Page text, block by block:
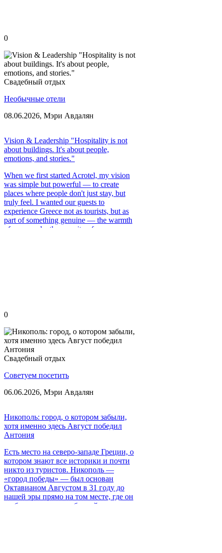
0
Свадебный отдых
Необычные отели
08.06.2026, Мэри Авдалян
Vision & Leadership "Hospitality is not
about buildings. It's about people,
emotions, and stories."
When we first started Acrotel, my vision
was simple but powerful — to create
places where people don't just stay, but
truly feel. I wanted our guests to
experience Greece not as tourists, but as
part of something genuine — the warmth
of our people, the serenity of our
0
Свадебный отдых
Советуем посетить
06.06.2026, Мэри Авдалян
Никополь: город, о котором забыли,
хотя именно здесь Август победил
Антония
Есть место на северо-западе Греции, о
котором знают все историки и почти
никто из туристов. Никополь —
«город победы» — был основан
Октавианом Августом в 31 году до
нашей эры прямо на том месте, где он
разбил лагерь перед битвой при